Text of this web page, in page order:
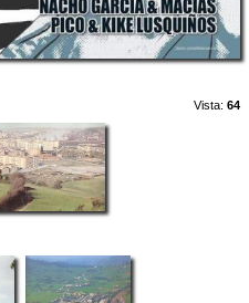
Vista: 64